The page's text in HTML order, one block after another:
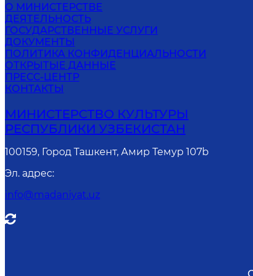
О МИНИСТЕРСТВЕ
ДЕЯТЕЛЬНОСТЬ
ГОСУДАРСТВЕННЫЕ УСЛУГИ
ДОКУМЕНТЫ
ПОЛИТИКА КОНФИДЕНЦИАЛЬНОСТИ
ОТКРЫТЫЕ ДАННЫЕ
ПРЕСС-ЦЕНТР
КОНТАКТЫ
МИНИСТЕРСТВО КУЛЬТУРЫ
РЕСПУБЛИКИ УЗБЕКИСТАН
100159, Город Ташкент, Амир Темур 107b
Эл. адрес:
info@madaniyat.uz